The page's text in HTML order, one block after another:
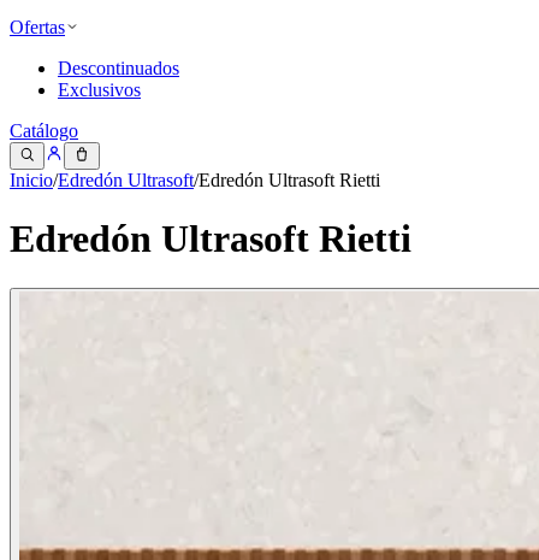
Ofertas
Descontinuados
Exclusivos
Catálogo
Inicio/Edredón Ultrasoft/Edredón Ultrasoft Rietti
Edredón Ultrasoft Rietti